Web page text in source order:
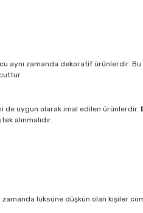
aynı zamanda dekoratif ürünlerdir.
de uygun olarak imal edilen ürünlerdir.
alınmalıdır.
lüksüne düşkün olan kişiler